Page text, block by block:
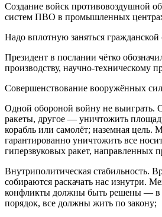
Создание войск противовоздушной
систем ПВО в промышленных
Надо вплотную заняться гражданской
Президент в послании чётко
производству, научно-техническому
Совершенствование вооружённых
Одной обороной войну не выиграть.
ракеты, другое — уничтожить
корабль или самолёт; наземная
гарантированно уничтожить все
гиперзвуковых ракет, направленных
Внутриполитическая стабильность.
собираются раскачать нас изнутри.
конфликты должны быть решены — в
порядок, все должны жить по закону;